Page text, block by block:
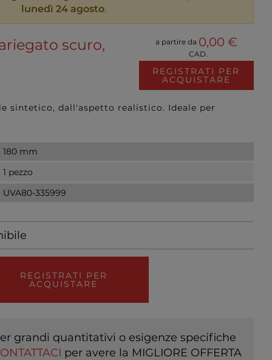
lunedì 24 agosto.
scuro, a partire da 0,00 €
CAD.
REGISTRATI PER
ACQUISTARE
sintetico, dall'aspetto realistico. Ideale per
180 mm
1 pezzo
UVA80-335999
REGISTRATI PER
ACQUISTARE
grandi quantitativi o esigenze specifiche
per avere la MIGLIORE OFFERTA